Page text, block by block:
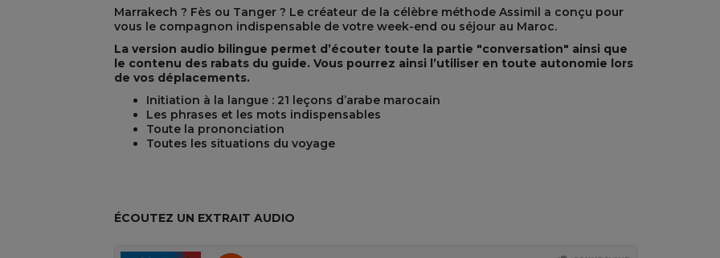
Marrakech ? Fès ou Tanger ? Le créateur de la célèbre méthode Assimil a conçu pour
vous le compagnon indispensable de votre week-end ou séjour au Maroc.
La version audio bilingue permet d’écouter toute la partie "conversation" ainsi que
le contenu des rabats du guide. Vous pourrez ainsi l’utiliser en toute autonomie lors
de vos déplacements.
Initiation à la langue : 21 leçons d’arabe marocain
Les phrases et les mots indispensables
Toute la prononciation
Toutes les situations du voyage
ÉCOUTEZ UN EXTRAIT AUDIO